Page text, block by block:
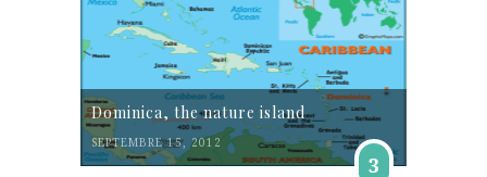
Dominica, the nature island
SEPTEMBRE 15, 2012
3